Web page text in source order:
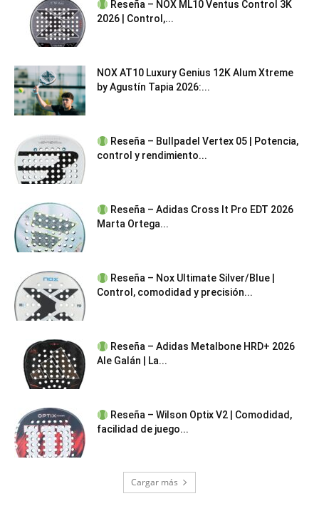
Reseña – NOX ML10 Ventus Control 3K
2026 | Control,...
NOX AT10 Luxury Genius 12K Alum Xtreme
by Agustín Tapia 2026:...
Reseña – Bullpadel Vertex 05 | Potencia,
control y rendimiento...
Reseña – Adidas Cross It Pro EDT 2026
Marta Ortega...
Reseña – Nox Ultimate Silver/Blue |
Control, comodidad y precisión...
Reseña – Adidas Metalbone HRD+ 2026
Ale Galán | La...
Reseña – Wilson Optix V2 | Comodidad,
facilidad de juego...
Cargar más